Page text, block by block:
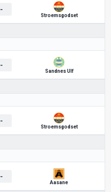
-
Stroemsgodset
-
Sandnes Ulf
-
Stroemsgodset
-
Aasane